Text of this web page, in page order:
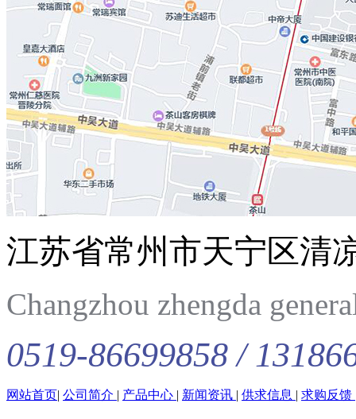
江苏省常州市天宁区清
Changzhou zhengda
0519-86699858 /
网站首页| 公司简介 | 产品中心 | 新闻资讯 | 供求信息 | 求购反馈